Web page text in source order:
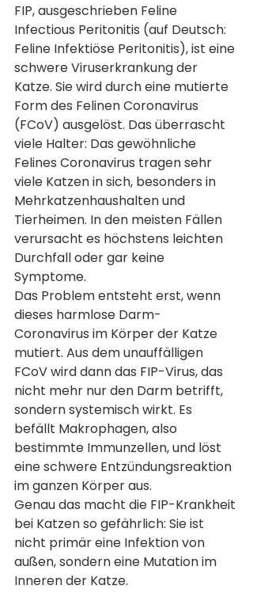
FIP, ausgeschrieben Feline
Infectious Peritonitis (auf Deutsch:
Feline Infektiöse Peritonitis), ist eine
schwere Viruserkrankung der
Katze. Sie wird durch eine mutierte
Form des Felinen Coronavirus
(FCoV) ausgelöst. Das überrascht
viele Halter: Das gewöhnliche
Felines Coronavirus tragen sehr
viele Katzen in sich, besonders in
Mehrkatzenhaushalten und
Tierheimen. In den meisten Fällen
verursacht es höchstens leichten
Durchfall oder gar keine
Symptome.
Das Problem entsteht erst, wenn
dieses harmlose Darm-
Coronavirus im Körper der Katze
mutiert. Aus dem unauffälligen
FCoV wird dann das FIP-Virus, das
nicht mehr nur den Darm betrifft,
sondern systemisch wirkt. Es
befällt Makrophagen, also
bestimmte Immunzellen, und löst
eine schwere Entzündungsreaktion
im ganzen Körper aus.
Genau das macht die FIP-Krankheit
bei Katzen so gefährlich: Sie ist
nicht primär eine Infektion von
außen, sondern eine Mutation im
Inneren der Katze.